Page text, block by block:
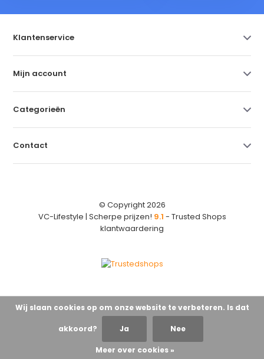
Klantenservice
Mijn account
Categorieën
Contact
© Copyright 2026
VC-Lifestyle | Scherpe prijzen! 9.1 - Trusted Shops
klantwaardering
Wij slaan cookies op om onze website te verbeteren. Is dat
akkoord? Ja Nee
Meer over cookies »